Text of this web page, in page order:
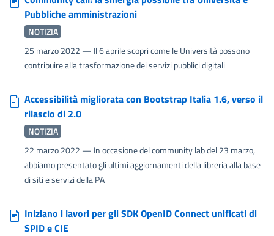
Pubbliche amministrazioni
NOTIZIA
25 marzo 2022 — Il 6 aprile scopri come le Università possono
contribuire alla trasformazione dei servizi pubblici digitali
Accessibilità migliorata con Bootstrap Italia 1.6, verso il
rilascio di 2.0
NOTIZIA
22 marzo 2022 — In occasione del community lab del 23 marzo,
abbiamo presentato gli ultimi aggiornamenti della libreria alla base
di siti e servizi della PA
Iniziano i lavori per gli SDK OpenID Connect unificati di
SPID e CIE